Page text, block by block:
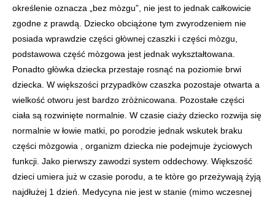
określenie oznacza „bez mòzgu”, nie jest to jednak całkowicie
zgodne z prawdą. Dziecko obciążone tym zwyrodzeniem nie
posiada wprawdzie części głòwnej czaszki i części mòzgu,
podstawowa część mòzgowa jest jednak wykształtowana.
Ponadto głòwka dziecka przestaje rosnąć na poziomie brwi
dziecka. W większości przypadkòw czaszka pozostaje otwarta a
wielkość otworu jest bardzo zròżnicowana. Pozostałe części
ciała są rozwinięte normalnie. W czasie ciaży dziecko rozwija się
normalnie w łowie matki, po porodzie jednak wskutek braku
części mòzgowia , organizm dziecka nie podejmuje życiowych
funkcji. Jako pierwszy zawodzi system oddechowy. Większość
dzieci umiera już w czasie porodu, a te ktòre go przeżywają żyją
najdłużej 1 dzień. Medycyna nie jest w stanie (mimo wczesnej